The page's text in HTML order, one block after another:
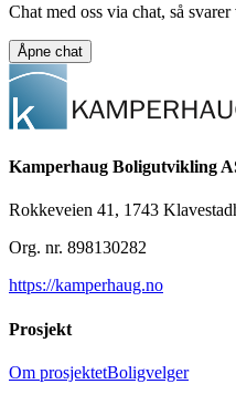
Chat med oss via chat, så
Åpne chat
+
−
Kamperhaug Boligutvikling
Rokkeveien 41, 1743
Org. nr. 898130282
https://kamperhaug.no
Prosjekt
Om prosjektetBoligvelger